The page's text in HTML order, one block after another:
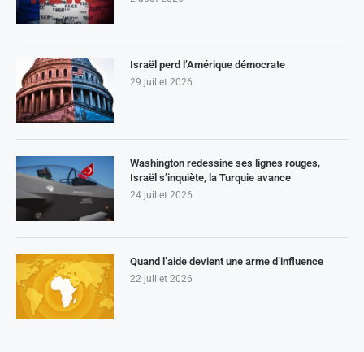
Israël perd l’Amérique démocrate
29 juillet 2026
Washington redessine ses lignes rouges,
Israël s’inquiète, la Turquie avance
24 juillet 2026
Quand l’aide devient une arme d’influence
22 juillet 2026